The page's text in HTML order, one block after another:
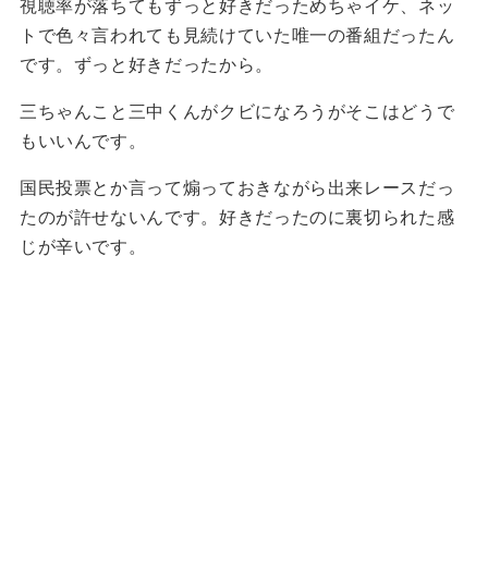
視聴率が落ちてもずっと好きだっためちゃイケ、ネッ
トで色々言われても見続けていた唯一の番組だったん
です。ずっと好きだったから。
三ちゃんこと三中くんがクビになろうがそこはどうで
もいいんです。
国民投票とか言って煽っておきながら出来レースだっ
たのが許せないんです。好きだったのに裏切られた感
じが辛いです。